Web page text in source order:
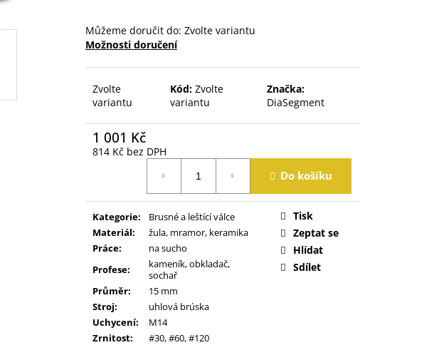
Můžeme doručit do: Zvolte variantu
Možnosti doručení
Zvolte
variantu
Kód: Zvolte
variantu
Značka:
DiaSegment
1 001 Kč
814 Kč bez DPH
Do košíku
Kategorie:
Brusné a leštící válce
Materiál:
žula, mramor, keramika
Práce:
na sucho
Profese:
kameník, obkladač,
sochař
Průměr:
15 mm
Stroj:
uhlová brúska
Uchycení:
M14
Zrnitost: #30, #60, #120
Tisk
Zeptat se
Hlídat
Sdílet